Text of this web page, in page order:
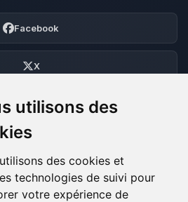
utilisons des
des cookies et
technologies de suivi pour
votre expérience de
Facebook
X
Discord
Forum